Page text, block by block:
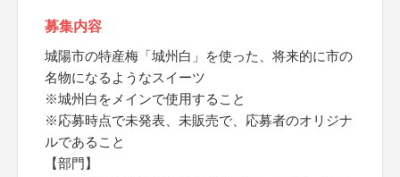
募集内容
城陽市の特産梅「城州白」を使った、将来的に市の
名物になるようなスイーツ
※城州白をメインで使用すること
※応募時点で未発表、未販売で、応募者のオリジナ
ルであること
【部門】